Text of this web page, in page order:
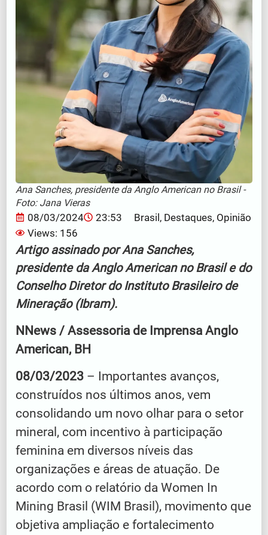
Ana Sanches, presidente da Anglo American no Brasil -
Foto: Jana Vieras
08/03/2024 23:53 Brasil, Destaques, Opinião
Views: 156
Artigo assinado por Ana Sanches,
presidente da Anglo American no Brasil e do
Conselho Diretor do Instituto Brasileiro de
Mineração (Ibram).
NNews / Assessoria de Imprensa Anglo
American, BH
08/03/2023 – Importantes avanços,
construídos nos últimos anos, vem
consolidando um novo olhar para o setor
mineral, com incentivo à participação
feminina em diversos níveis das
organizações e áreas de atuação. De
acordo com o relatório da Women In
Mining Brasil (WIM Brasil), movimento que
objetiva ampliação e fortalecimento